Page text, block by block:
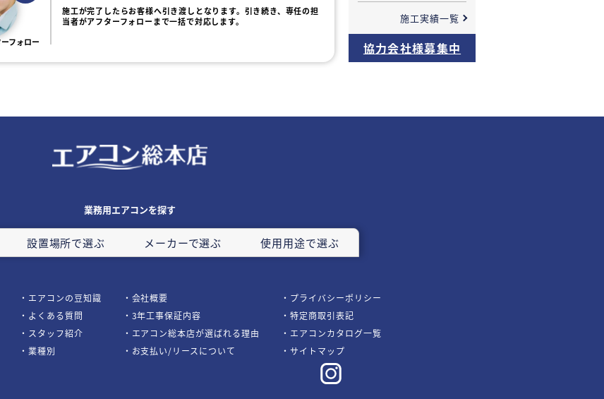
フォロー
施工が完了したらお客様へ引き渡しとなります。引き続き、専任の担
当者がアフターフォローまで一括で対応します。
施工実績一覧
協力会社様募集中
業務用エアコンを探す
設置場所で選ぶ メーカーで選ぶ 使用用途で選ぶ
エアコンの豆知識
よくある質問
スタッフ紹介
業種別
会社概要
3年工事保証内容
エアコン総本店が選ばれる理由
お支払い/リースについて
プライバシーポリシー
特定商取引表記
エアコンカタログ一覧
サイトマップ